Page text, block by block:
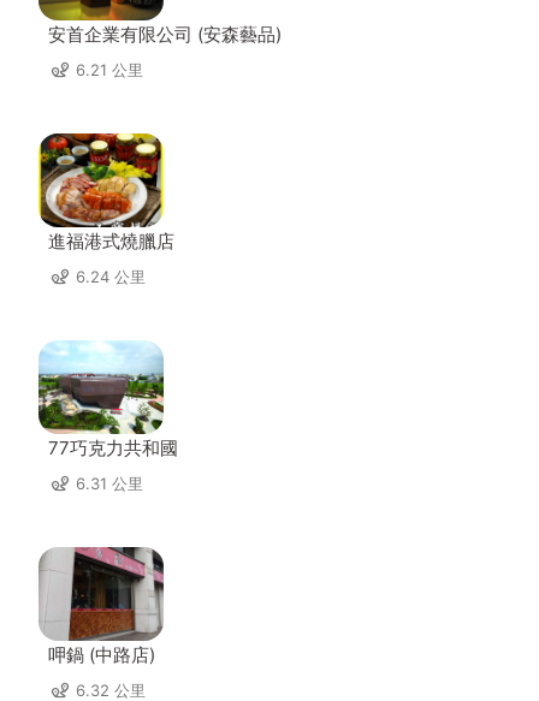
安首企業有限公司 (安森藝品)
6.21 公里
進福港式燒臘店
6.24 公里
77巧克力共和國
6.31 公里
呷鍋 (中路店)
6.32 公里